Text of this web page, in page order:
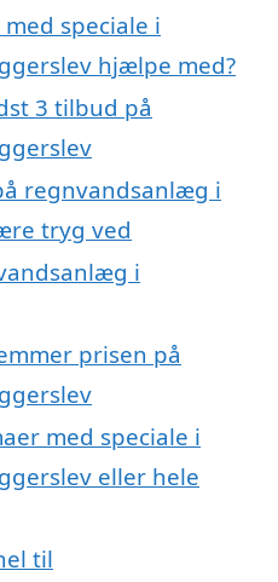
speciale i
hjælpe med?
3 tilbud på
regnvandsanlæg i
tryg ved
i
prisen på
med speciale i
eller hele
til